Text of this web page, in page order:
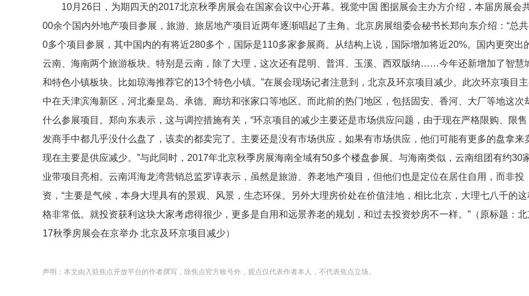
10月26日，为期四天的2017北京秋季房展会在国家会议中心开幕。视觉中国 图据展会主办方介绍，本届房展会
00余个国内外地产项目参展，旅游、旅居地产项目近两年逐渐唱起了主角。北京房展组委会秘书长郑向东介绍：“总
0多个项目参展，其中国内的有将近280多个，国际是110多家参展商。从结构上说，国际增加将近20%。国内更突出
云南、海南两个旅游板块。特别是云南，除了大理，这次还有昆明、普洱、玉溪、西双版纳……今年还新增加了智慧
和特色小镇板块。比如琼海推荐它的13个特色小镇。”在展会现场记者注意到，北京及环京项目减少。此次环京项目
中在天津滨海新区，河北秦皇岛、承德、廊坊和张家口等地区。而此前的热门地区，包括固安、香河、大厂等地这次
什么参展项目。郑向东表示，这与调控措施有关，“环京项目的减少主要还是市场供应问题，由于现在严格限购、限
发商手中都几乎没什么盘了，该卖的都卖完了。主要还是没有市场供应，如果有市场供应，他们可能有更多的盘拿来
现在主要是供应减少。”与此同时，2017年北京秋季房展海南全域有50多个楼盘参展。与海南类似，云南组团有约30
业带项目亮相。云南洱海龙湾营销总监罗谆表示，虽然是旅游、养老地产项目，但他们也是定位在居住自用，而非投
资，“主要是气候，本身大理具有的景观、风景，生态环保。另外大理房价处在价值洼地，相比北京，大理七八千的这
格非常低。就投资获利这块大家考虑得很少，更多是自用和远景养老的规划，和过去投资炒房不一样。”（原标题：
17秋季房展会在京举办 北京及环京项目减少）
声明：本文由入驻焦点开放平台的作者撰写，除焦点官方账号外，观点仅代表作者本人，不代表焦点立场。